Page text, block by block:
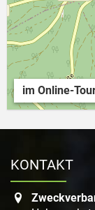
im Online-
KONTAKT